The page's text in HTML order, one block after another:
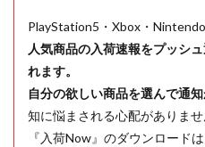
PlayStation5・Xbox・
人気商品の入荷速報をプッシ
れます。
自分の欲しい商品を選んで通
知に悩まされる心配がありませ
『入荷Now』のダウンロード